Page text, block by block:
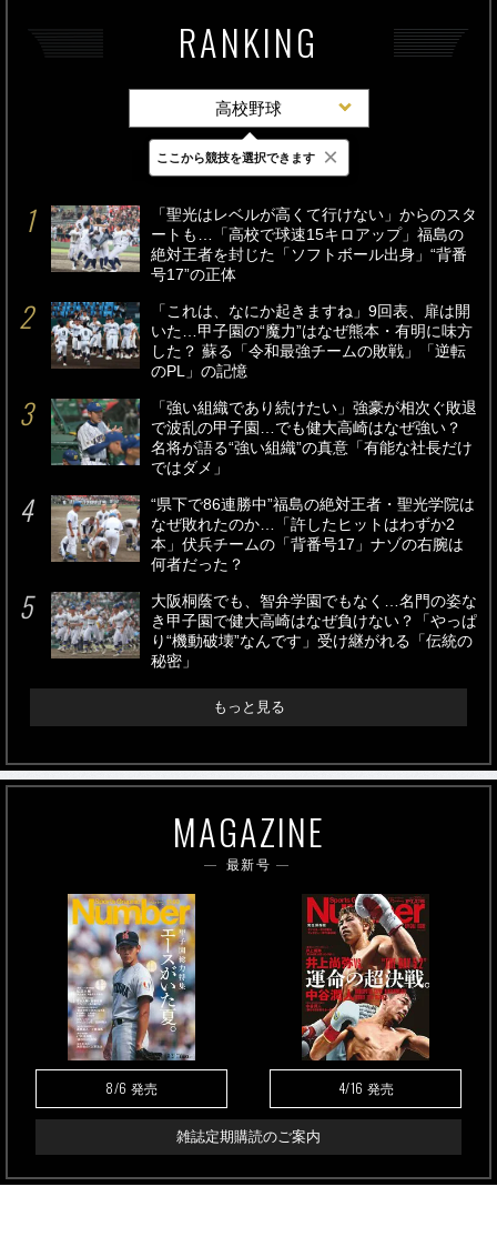
RANKING
高校野球
最新 24時間 週間
「聖光はレベルが高くて行けない」からのスタ
ートも…「高校で球速15キロアップ」福島の
絶対王者を封じた「ソフトボール出身」“背番
号17”の正体
「これは、なにか起きますね」9回表、扉は開
いた…甲子園の“魔力”はなぜ熊本・有明に味方
した？ 蘇る「令和最強チームの敗戦」「逆転
のPL」の記憶
「強い組織であり続けたい」強豪が相次ぐ敗退
で波乱の甲子園…でも健大高崎はなぜ強い？
名将が語る“強い組織”の真意「有能な社長だけ
ではダメ」
“県下で86連勝中”福島の絶対王者・聖光学院は
なぜ敗れたのか…「許したヒットはわずか2
本」伏兵チームの「背番号17」ナゾの右腕は
何者だった？
大阪桐蔭でも、智弁学園でもなく…名門の姿な
き甲子園で健大高崎はなぜ負けない？「やっぱ
り“機動破壊”なんです」受け継がれる「伝統の
秘密」
もっと見る
MAGAZINE
最新号
8/6 発売 4/16 発売
雑誌定期購読のご案内
ここから競技を選択できます ×